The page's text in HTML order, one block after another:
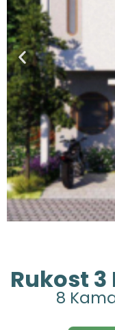
Rukost
8